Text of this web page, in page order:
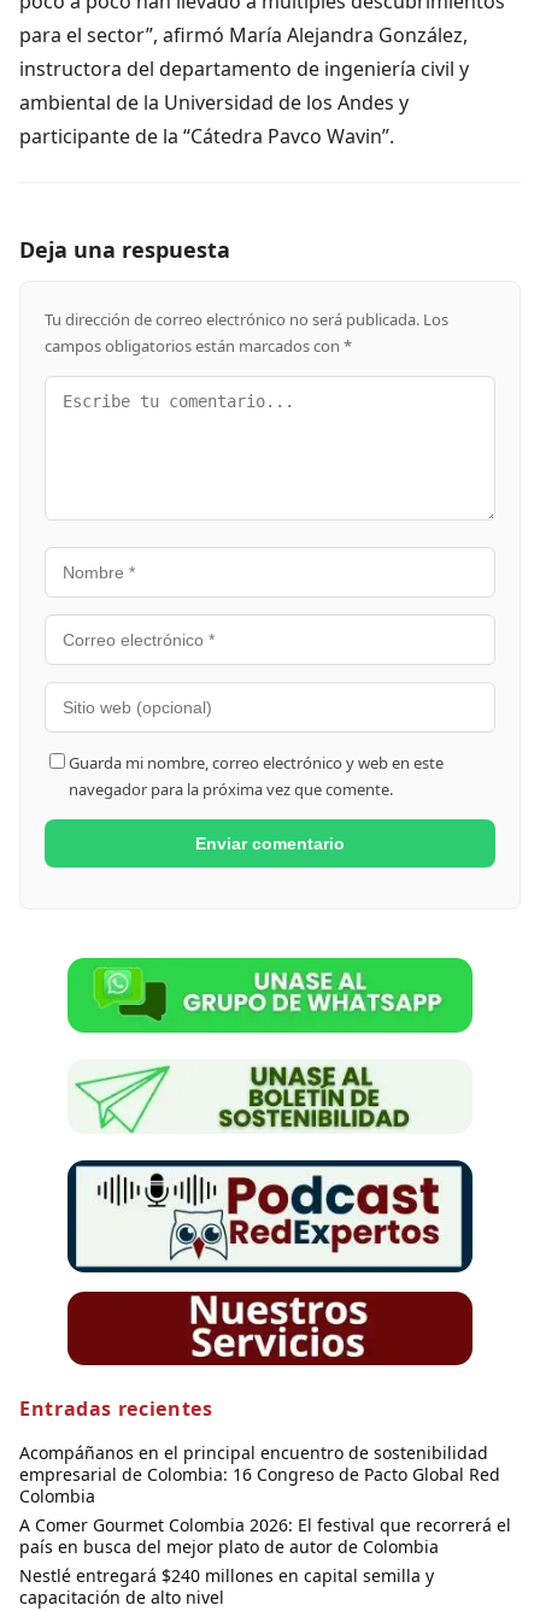
para el sector”, afirmó María Alejandra González,
instructora del departamento de ingeniería civil y
ambiental de la Universidad de los Andes y
participante de la “Cátedra Pavco Wavin”.
Deja una respuesta
Tu dirección de correo electrónico no será publicada. Los
campos obligatorios están marcados con *
Guarda mi nombre, correo electrónico y web en este
navegador para la próxima vez que comente.
Entradas recientes
Acompáñanos en el principal encuentro de sostenibilidad
empresarial de Colombia: 16 Congreso de Pacto Global Red
Colombia
A Comer Gourmet Colombia 2026: El festival que recorrerá el
país en busca del mejor plato de autor de Colombia
Nestlé entregará $240 millones en capital semilla y
capacitación de alto nivel